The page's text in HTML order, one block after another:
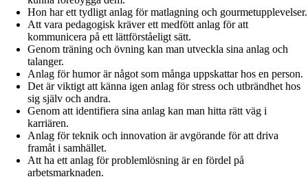
Hon har ett tydligt anlag för matlagning och gourmetupplevelser.
Att vara pedagogisk kräver ett medfött anlag för att
kommunicera på ett lättförståeligt sätt.
Genom träning och övning kan man utveckla sina anlag och
talanger.
Anlag för humor är något som många uppskattar hos en person.
Det är viktigt att känna igen anlag för stress och utbrändhet hos
sig själv och andra.
Genom att identifiera sina anlag kan man hitta rätt väg i
karriären.
Anlag för teknik och innovation är avgörande för att driva
framåt i samhället.
Att ha ett anlag för problemlösning är en fördel på
arbetsmarknaden.